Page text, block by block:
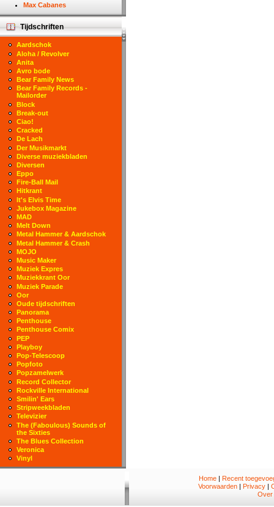
Max Cabanes
Tijdschriften
Aardschok
Aloha / Revolver
Anita
Avro bode
Bear Family News
Bear Family Records -
Mailorder
Block
Break-out
Ciao!
Cracked
De Lach
Der Musikmarkt
Diverse muziekbladen
Diversen
Eppo
Fire-Ball Mail
Hitkrant
It's Elvis Time
Jukebox Magazine
MAD
Melt Down
Metal Hammer & Aardschok
Metal Hammer & Crash
MOJO
Music Maker
Muziek Expres
Muziekkrant Oor
Muziek Parade
Oor
Oude tijdschriften
Panorama
Penthouse
Penthouse Comix
PEP
Playboy
Pop-Telescoop
Popfoto
Popzamelwerk
Record Collector
Rockville International
Smilin' Ears
Stripweekbladen
Televizier
The (Faboulous) Sounds of
the Sixties
The Blues Collection
Veronica
Vinyl
Home| Recent
Voorwaarden | Privacy |
Over